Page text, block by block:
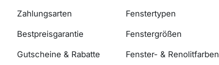
Zahlungsarten
Bestpreisgarantie
Gutscheine & Rabatte
Fenstertypen
Fenstergrößen
Fenster- & Renolitfarben